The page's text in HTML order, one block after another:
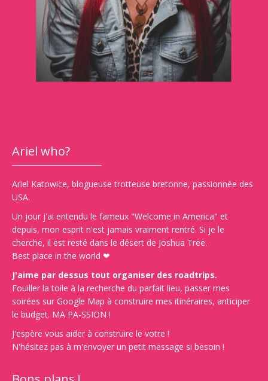
Ariel who?
Ariel Katowice, blogueuse trotteuse bretonne, passionnée des
USA.
Un jour j'ai entendu le fameux "Welcome in America" et
depuis, mon esprit n'est jamais vraiment rentré. Si je le
cherche, il est resté dans le désert de Joshua Tree.
Best place in the world ❤
J'aime par dessus tout organiser des roadtrips.
Fouiller la toile à la recherche du parfait lieu, passer mes
soirées sur Google Map à construire mes itinéraires, anticiper
le budget. MA PA-SSION !
J'espère vous aider à construire le votre !
N'hésitez pas à m'envoyer un petit message si besoin !